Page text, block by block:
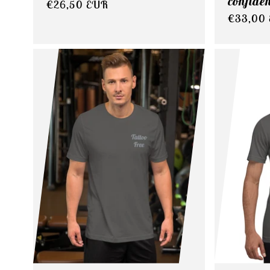
Normaler
€26,50 EUR
€33,00